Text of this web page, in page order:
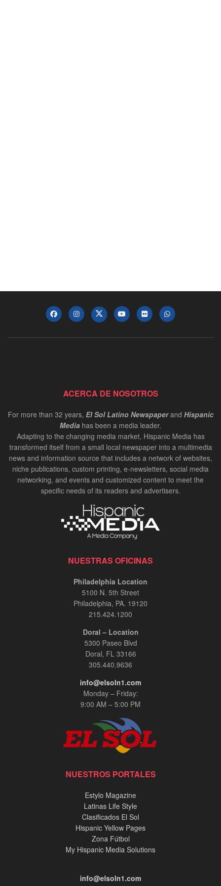
ACERCA DE NOSOTROS
For more than 32 years, El Sol Latino Newspaperand Hispanic
Media has been a media leader.
Adapting to the changing media market, Hispanic Media has
transformed itself from a small local newspaper into a multimedia
news and information source that includes a network of websites,
niche publications, custom printing, e-newsletters, social media
networking, and events and customized content to meet the
specific needs of its readers and advertisers.
NUESTRAS OFICINAS
Philadelphia Location
5100 N. 5th Street
Philadelphia, PA. 19120
215.424.1200
Doral – Location
5300 Paseo Blvd
Doral, FL 33166
305.440.9636
info@elsoln1.com
Monday – Friday:
9:00 AM – 5:00 PM
NUESTROS PORTALES
Estylo Magazine
Latinas Life Style
Clasificados El Sol
Hispanic Yellow Pages
Zona Fútbol
My Hispanic Media Solutions
info@elsoln1.com